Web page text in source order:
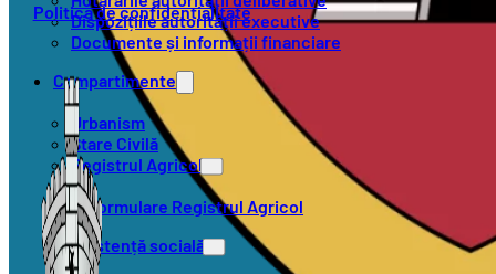
Dispozițiile autorității executive
Documente și informații financiare
Compartimente
Urbanism
Stare Civilă
Registrul Agricol
Formulare Registrul Agricol
Asistență socială
Politica de confidențialitate